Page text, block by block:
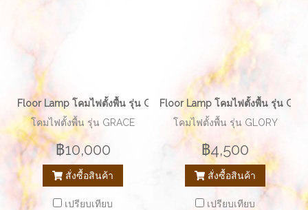
Floor Lamp โคมไฟตั้งพื้น รุ่น GRACE EVE-00276
โคมไฟตั้งพื้น รุ่น GRACE
฿10,000
สั่งซื้อสินค้า
เปรียบเทียบ
Floor Lamp โคมไฟตั้งพื้น รุ่น
โคมไฟตั้งพื้น รุ่น GLORY
฿4,500
สั่งซื้อสินค้า
เปรียบเทียบ